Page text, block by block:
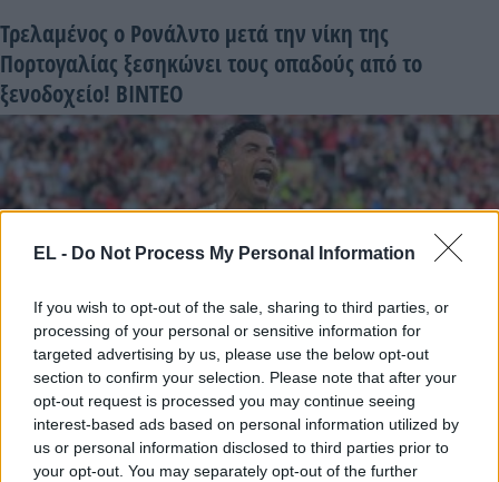
EL - Do Not Process My Personal Information
If you wish to opt-out of the sale, sharing to third parties, or
processing of your personal or sensitive information for
targeted advertising by us, please use the below opt-out
section to confirm your selection. Please note that after your
opt-out request is processed you may continue seeing
interest-based ads based on personal information utilized by
us or personal information disclosed to third parties prior to
your opt-out. You may separately opt-out of the further
Τρελαμένος ο Ρονάλντο μετά την νίκη της
Πορτογαλίας ξεσηκώνει τους οπαδούς από το
ξενοδοχείο! ΒΙΝΤΕΟ
ΚΡΙΣΤΙΑΝΟ ΡΟΝΑΛΝΤΟ
3 Ιουλίου - 08:12
Η συγκινητική στιγμή που ο Ρονάλντο αφιερώνει